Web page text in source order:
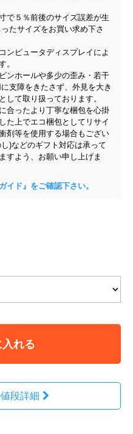
で５％前後のサイズ誤差が生
たサイズをお買い求め下さ
ンピュータディスプレイによ
。
ンホールや多少の歪み・若干
支障をきたさず、外見を大き
して取り扱っております。
合ったより丁寧な梱包を心掛
た上でエコ梱包としてリサイ
剤等を使用する場合もござい
)などのギフト対応は承って
すよう、お願い申し上げま
イド』をご確認下さい。
れる
段詳細